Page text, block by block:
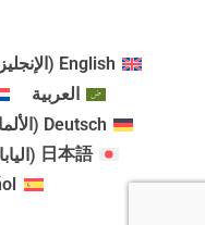
English
(
العربية
Deutsch
(
日本語
(